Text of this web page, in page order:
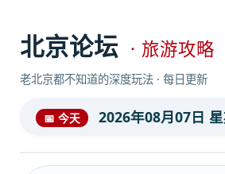
北京论坛 · 旅游攻略
老北京都不知道的深度玩法 · 每日更新
📅 今天 2026年08月07日